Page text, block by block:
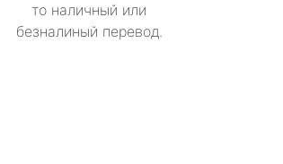
то наличный или
безналиный перевод.